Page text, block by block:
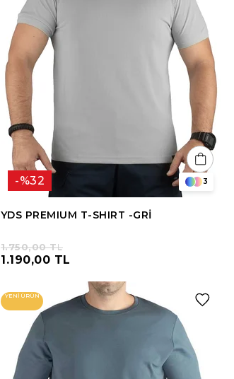
YDS PREMIUM T-SHIRT -GRİ
%32
1.190,00 TL
1.750,00 TL
3
YENI ÜRÜN